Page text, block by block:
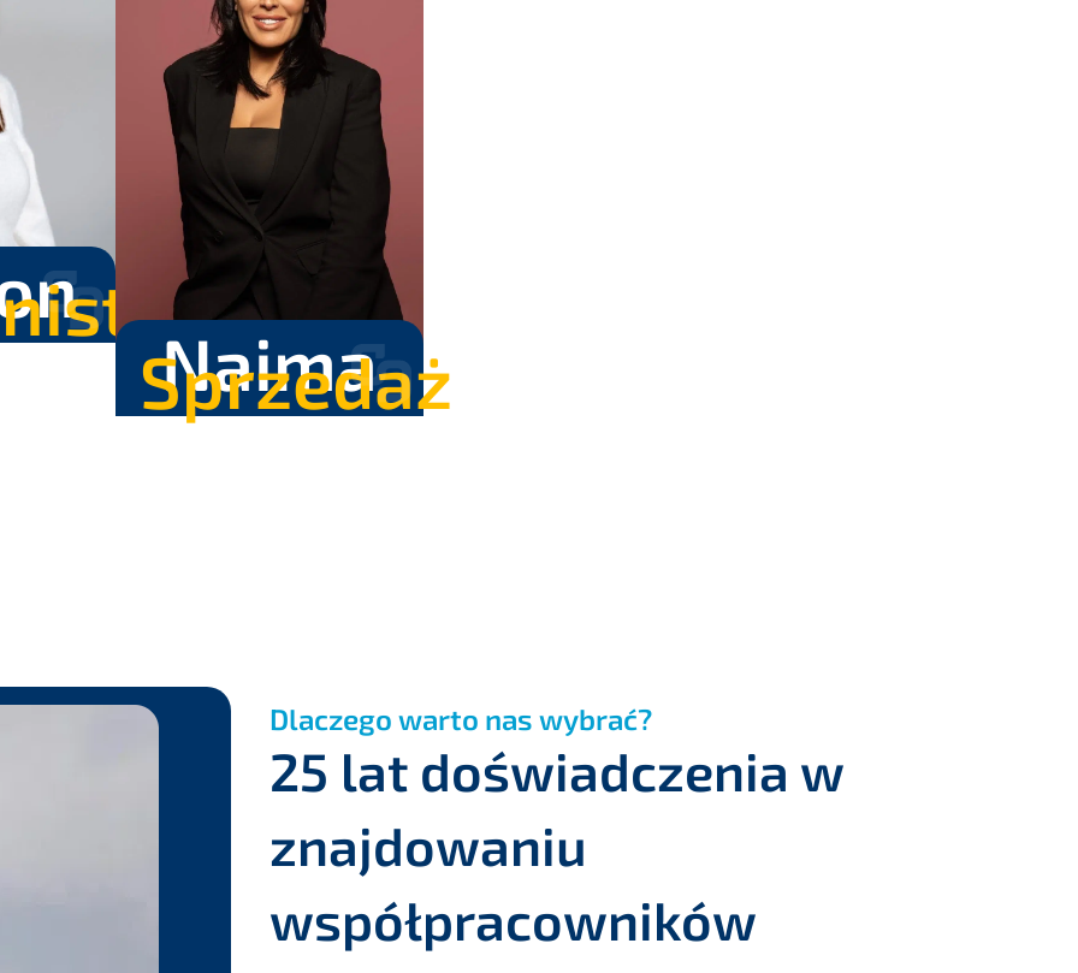
Naima
Sprzedaż
Dlaczego warto nas wybrać?
25 lat doświadczenia w
znajdowaniu
współpracowników